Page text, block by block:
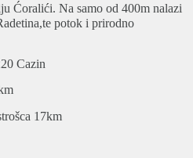
Ćoralići. Na samo od 400m nalazi
potok i prirodno
Cazin
17km